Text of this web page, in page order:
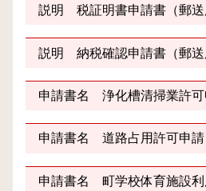
説明 税証明書申請書（郵送
説明 納税確認申請書（郵送
申請書名 浄化槽清掃業許可
申請書名 道路占用許可申請
申請書名 町学校体育施設利